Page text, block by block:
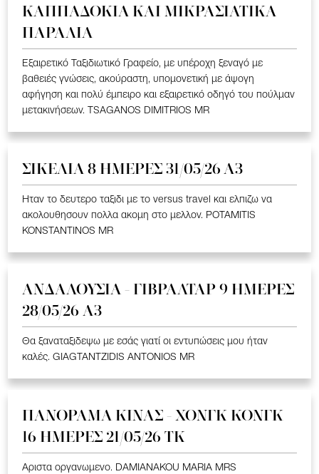
ΚΑΠΠΑΔΟΚΙΑ ΚΑΙ ΜΙΚΡΑΣΙΑΤΙΚΑ
ΠΑΡΑΛΙΑ
Εξαιρετικό Ταξιδιωτικό Γραφείο, με υπέροχη ξεναγό με
βαθειές γνώσεις, ακούραστη, υπομονετική με άψογη
αφήγηση και πολύ έμπειρο και εξαιρετικό οδηγό του πούλμαν
μετακινήσεων. TSAGANOS DIMITRIOS MR
ΣΙΚΕΛΙΑ 8 ΗΜΕΡΕΣ 31/05/26 Α3
Ηταν το δευτερο ταξιδι με το versus travel και ελπιζω να
ακολουθησουν πολλα ακομη στο μελλον. POTAMITIS
KONSTANTINOS MR
ΑΝΔΑΛΟΥΣΙΑ - ΓΙΒΡΑΛΤΑΡ 9 ΗΜΕΡΕΣ
28/05/26 A3
Θα ξαναταξιδεψω με εσάς γιατί οι εντυπώσεις μου ήταν
καλές. GIAGTANTZIDIS ANTONIOS MR
ΠΑΝΟΡΑΜΑ ΚΙΝΑΣ - ΧΟΝΓΚ ΚΟΝΓΚ
16 ΗΜΕΡΕΣ 21/05/26 TK
Αριστα οργανωμενο. DAMIANAKOU MARIA MRS